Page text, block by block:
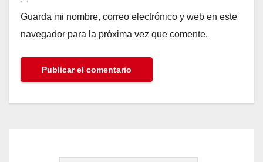
Guarda mi nombre, correo electrónico y web en este
navegador para la próxima vez que comente.